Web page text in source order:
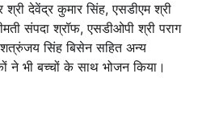
देवेंद्र कुमार सिंह, एसडीएम श्री
संपदा श्रॉफ, एसडीओपी श्री पराग
शत्रुंजय सिंह बिसेन सहित अन्य
ने भी बच्चों के साथ भोजन किया।